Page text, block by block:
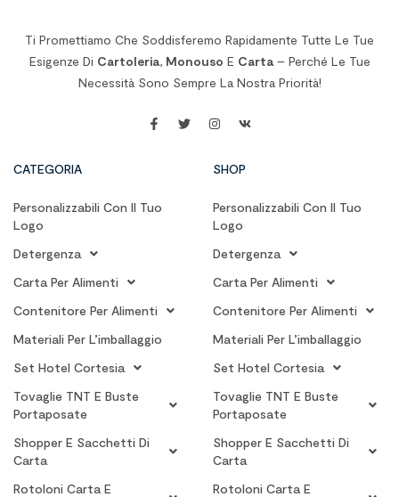
Ti Promettiamo Che Soddisferemo Rapidamente Tutte Le Tue
Esigenze Di Cartoleria, Monouso E Carta– Perché Le Tue
Necessità Sono Sempre La Nostra Priorità!
CATEGORIA
Personalizzabili Con Il Tuo
Logo
Detergenza
Carta Per Alimenti
Contenitore Per Alimenti
Materiali Per L’imballaggio
Set Hotel Cortesia
Tovaglie TNT E Buste
Portaposate
Shopper E Sacchetti Di
Carta
Rotoloni Carta E
SHOP
Personalizzabili Con Il Tuo
Logo
Detergenza
Carta Per Alimenti
Contenitore Per Alimenti
Materiali Per L’imballaggio
Set Hotel Cortesia
Tovaglie TNT E Buste
Portaposate
Shopper E Sacchetti Di
Carta
Rotoloni Carta E